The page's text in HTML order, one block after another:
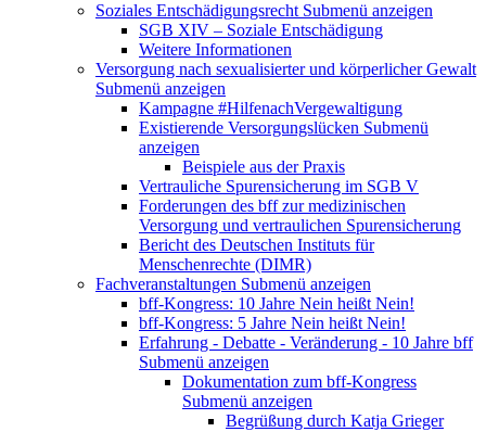
Soziales Entschädigungsrecht Submenü anzeigen
SGB XIV – Soziale Entschädigung
Weitere Informationen
Versorgung nach sexualisierter und körperlicher Gewalt
Submenü anzeigen
Kampagne #HilfenachVergewaltigung
Existierende Versorgungslücken Submenü
anzeigen
Beispiele aus der Praxis
Vertrauliche Spurensicherung im SGB V
Forderungen des bff zur medizinischen
Versorgung und vertraulichen Spurensicherung
Bericht des Deutschen Instituts für
Menschenrechte (DIMR)
Fachveranstaltungen Submenü anzeigen
bff-Kongress: 10 Jahre Nein heißt Nein!
bff-Kongress: 5 Jahre Nein heißt Nein!
Erfahrung - Debatte - Veränderung - 10 Jahre bff
Submenü anzeigen
Dokumentation zum bff-Kongress
Submenü anzeigen
Begrüßung durch Katja Grieger